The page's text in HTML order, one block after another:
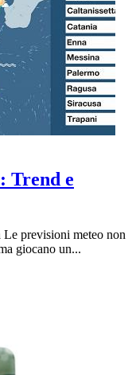
Trend e
previsioni meteo non
giocano un...